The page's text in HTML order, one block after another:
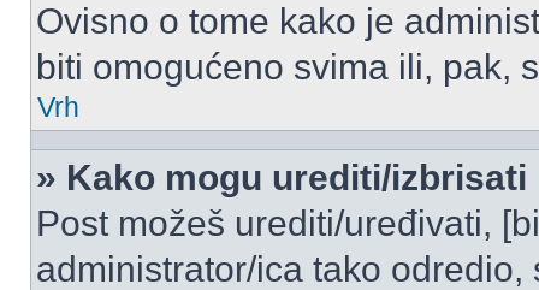
Ovisno o tome kako je
biti omogućeno svima ili, pak,
Vrh
» Kako mogu urediti/izbrisati
Post možeš urediti/uređivati,
administrator/ica tako